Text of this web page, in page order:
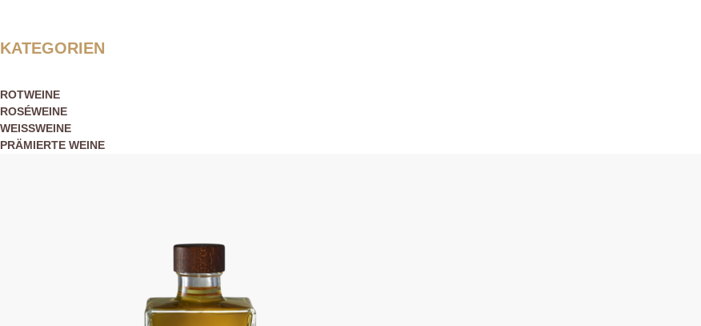
KATEGORIEN
ROTWEINE
ROSÉWEINE
WEISSWEINE
PRÄMIERTE WEINE